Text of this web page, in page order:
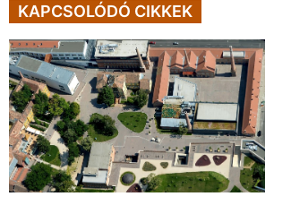
KAPCSOLÓDÓ CIKKEK